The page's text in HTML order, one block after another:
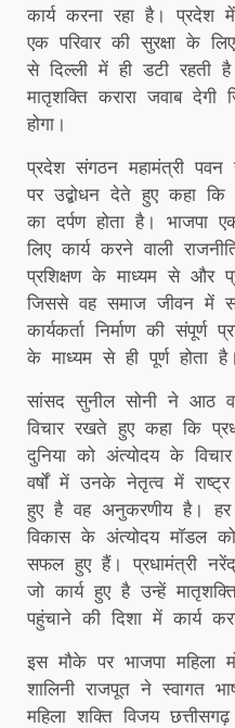
कार्य करना रहा है। प्रदेश
एक परिवार की सुरक्षा के
से दिल्ली में ही डटी रहती
मातृशक्ति करारा जवाब
होगा।
प्रदेश संगठन महामंत्री पवन
पर उद्बोधन देते हुए कहा
का दर्पण होता है। भाजपा
लिए कार्य करने वाली
प्रशिक्षण के माध्यम से और
जिससे वह समाज जीवन में
कार्यकर्ता निर्माण की संपूर्ण
के माध्यम से ही पूर्ण होता है।
सांसद सुनील सोनी ने आठ
विचार रखते हुए कहा कि
दुनिया को अंत्योदय के
वर्षों में उनके नेतृत्व में
हुए है वह अनुकरणीय है।
विकास के अंत्योदय माॅडल
सफल हुए हैं। प्रधामंत्री
जो कार्य हुए है उन्हें
पहुंचाने की दिशा में कार्य
इस मौके पर भाजपा महिला
शालिनी राजपूत ने स्वागत
महिला शक्ति विजय